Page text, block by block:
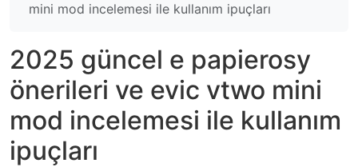
mini mod incelemesi ile kullanım ipuçları
2025 güncel e papierosy
önerileri ve evic vtwo mini
mod incelemesi ile kullanım
ipuçları